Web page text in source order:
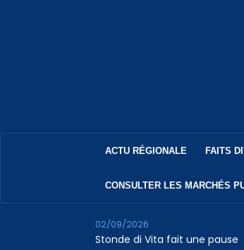
ACTU RÉGIONALE FAITS
CONSULTER LES MARCHÉS
Stonde di Vita fait une pause
02/09/2026